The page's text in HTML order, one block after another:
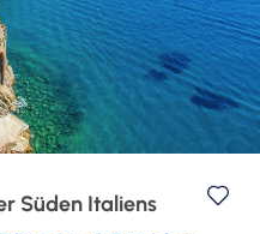
Süden Italiens